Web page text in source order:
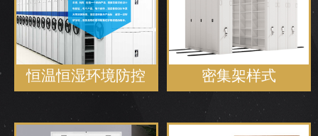
恒温恒湿环境防控 密集架样式